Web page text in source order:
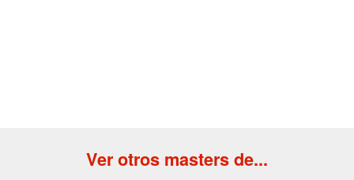
Ver otros masters de...